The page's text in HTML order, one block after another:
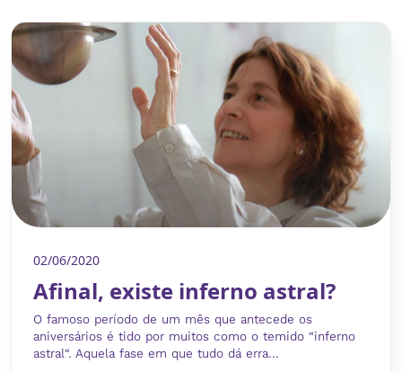
02/06/2020
Afinal, existe inferno astral?
O famoso período de um mês que antecede os
aniversários é tido por muitos como o temido “inferno
astral“. Aquela fase em que tudo dá erra...